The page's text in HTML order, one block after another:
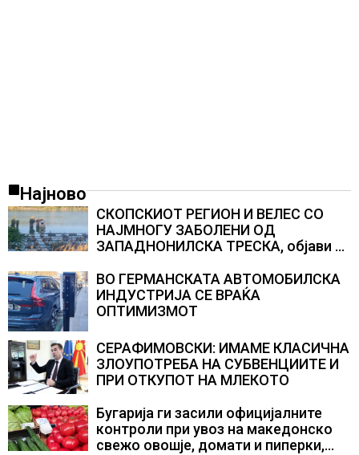
Најново
СКОПСКИОТ РЕГИОН И ВЕЛЕС СО
НАЈМНОГУ ЗАБОЛЕНИ ОД
ЗАПАДНОНИЛСКА ТРЕСКА, објави
Клековски
ВО ГЕРМАНСКАТА АВТОМОБИЛСКА
ИНДУСТРИЈА СЕ ВРАЌА
ОПТИМИЗМОТ
СЕРАФИМОВСКИ: ИМАМЕ КЛАСИЧНА
ЗЛОУПОТРЕБА НА СУБВЕНЦИИТЕ И
ПРИ ОТКУПОТ НА МЛЕКОТО
Бугарија ги засили официјалните
контроли при увоз на македонско
свежо овошје, домати и пиперки,